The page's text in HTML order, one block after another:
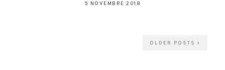
5 NOVEMBRE 2018
OLDER POSTS